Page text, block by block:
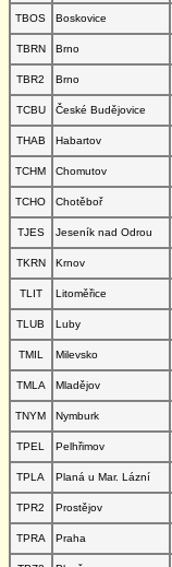
TBOS
Boskovice
TBRN
Brno
TBR2
Brno
TCBU
České Budějovice
THAB
Habartov
TCHM
Chomutov
TCHO
Chotěboř
TJES
Jeseník nad Odrou
TKRN
Krnov
TLIT
Litoměřice
TLUB
Luby
TMIL
Milevsko
TMLA
Mladějov
TNYM
Nymburk
TPEL
Pelhřimov
TPLA
Planá u Mar. Lázní
TPR2
Prostějov
TPRA
Praha